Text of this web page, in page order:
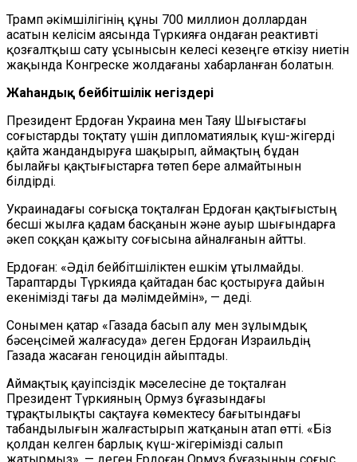
Трамп әкімшілігінің құны 700 миллион доллардан
асатын келісім аясында Түркияға ондаған реактивті
қозғалтқыш сату ұсынысын келесі кезеңге өткізу ниетін
жақында Конгреске жолдағаны хабарланған болатын.
Жаһандық бейбітшілік негіздері
Президент Ердоған Украина мен Таяу Шығыстағы
соғыстарды тоқтату үшін дипломатиялық күш-жігерді
қайта жандандыруға шақырып, аймақтың бұдан
былайғы қақтығыстарға төтеп бере алмайтынын
білдірді.
Украинадағы соғысқа тоқталған Ердоған қақтығыстың
бесші жылға қадам басқанын және ауыр шығындарға
әкеп соққан қажыту соғысына айналғанын айтты.
Ердоған: «Әділ бейбітшіліктен ешкім ұтылмайды.
Тараптарды Түркияда қайтадан бас қостыруға дайын
екенімізді тағы да мәлімдеймін», — деді.
Сонымен қатар «Газада басып алу мен зұлымдық
бәсеңсімей жалғасуда» деген Ердоған Израильдің
Газада жасаған геноцидін айыптады.
Аймақтық қауіпсіздік мәселесіне де тоқталған
Президент Түркияның Ормуз бұғазындағы
тұрақтылықты сақтауға көмектесу бағытындағы
табандылығын жалғастырып жатқанын атап өтті. «Біз
қолдан келген барлық күш-жігерімізді салып